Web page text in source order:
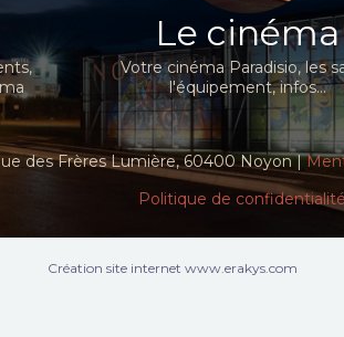
Le cinéma
Votre cinéma Paradisio, les
l'équipement, infos...
des Frères Lumière, 60400 Noyon |
Politique de
Création site internet www.erakys.com